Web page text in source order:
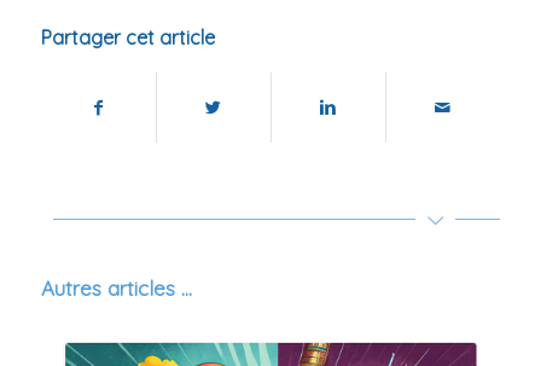
Partager cet article
Autres articles …